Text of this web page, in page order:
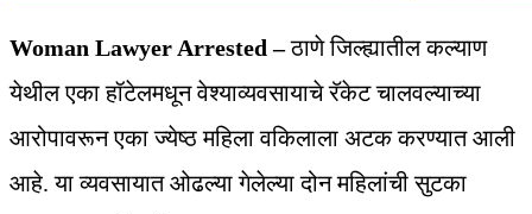
Woman Lawyer Arrested –ठाणे जिल्ह्यातील कल्याण
येथील एका हॉटेलमधून वेश्याव्यवसायाचे रॅकेट चालवल्याच्या
आरोपावरून एका ज्येष्ठ महिला वकिलाला अटक करण्यात आली
आहे. या व्यवसायात ओढल्या गेलेल्या दोन महिलांची सुटका